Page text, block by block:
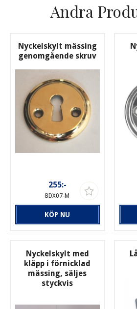
Andra
Nyckelskylt mässing
genomgående skruv
255:-
BDX07-M
KÖP NU
Nyckelskylt med
kläpp i förnicklad
mässing, säljes
styckvis